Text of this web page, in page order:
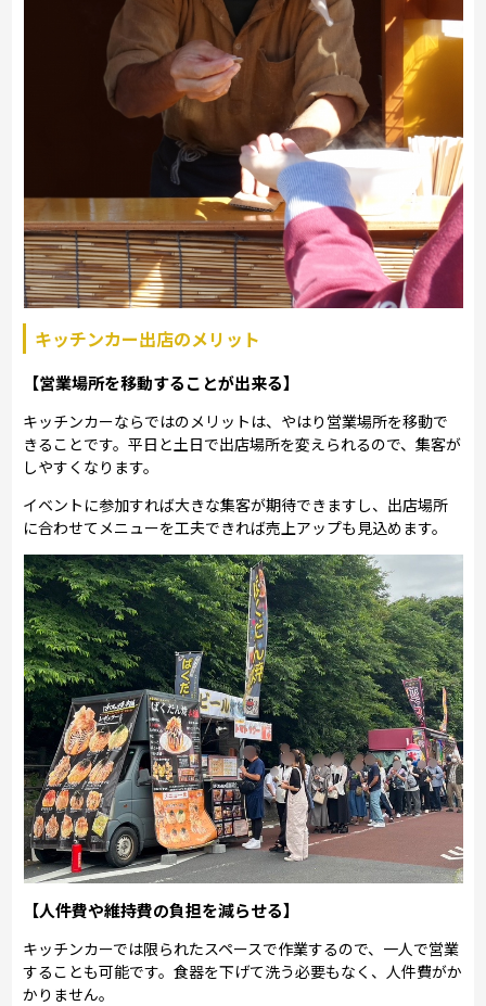
キッチンカー出店のメリット
【営業場所を移動することが出来る】
キッチンカーならではのメリットは、やはり営業場所を移動で
きることです。平日と土日で出店場所を変えられるので、集客が
しやすくなります。
イベントに参加すれば大きな集客が期待できますし、出店場所
に合わせてメニューを工夫できれば売上アップも見込めます。
【人件費や維持費の負担を減らせる】
キッチンカーでは限られたスペースで作業するので、一人で営業
することも可能です。食器を下げて洗う必要もなく、人件費がか
かりません。